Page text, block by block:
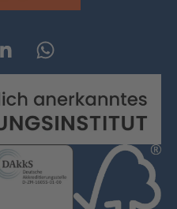
L
i
n
k
e
d
i
n
W
h
a
t
s
a
p